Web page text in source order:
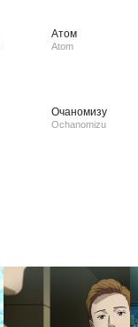
Атом
Atom
Очаномизу
Ochanomizu